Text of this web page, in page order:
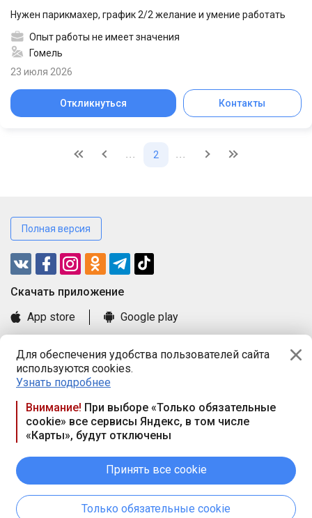
Для обеспечения удобства пользователей сайта
используются cookies.
Узнать подробнее
Внимание! При выборе «Только обязательные
cookie» все сервисы Яндекс, в том числе
«Карты», будут отключены
Принять все cookie
Только обязательные cookie
Нужен парикмахер, график 2/2 желание и умение работать
Опыт работы не имеет значения
Гомель
23 июля 2026
Откликнуться Контакты
... 2 ...
Полная версия
Cкачать приложение
App store
Google play
Книга замечаний и предложений
Правила и документы
Praca.by © 2000—2026, ООО «ПРАЦА БАЙ»
Республика Беларусь, 220114, г. Минск, пр-т Независимости
117а, пом. № 9.
вых. дн. — сб., вс.
Режим работы сайта — круглосуточно. E-mail ООО «ПРАЦА
БАЙ» editor@praca.by